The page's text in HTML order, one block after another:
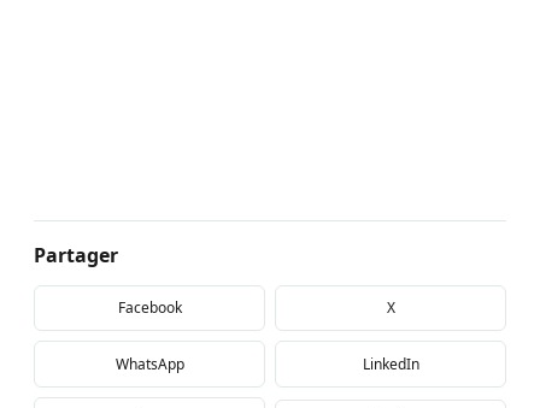
Partager
Facebook X
WhatsApp LinkedIn